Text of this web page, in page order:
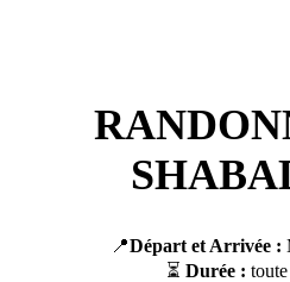
📍Départ et Arrivée :
⏳ Durée :